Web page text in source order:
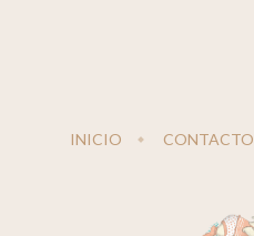
INICIO CONTACTO